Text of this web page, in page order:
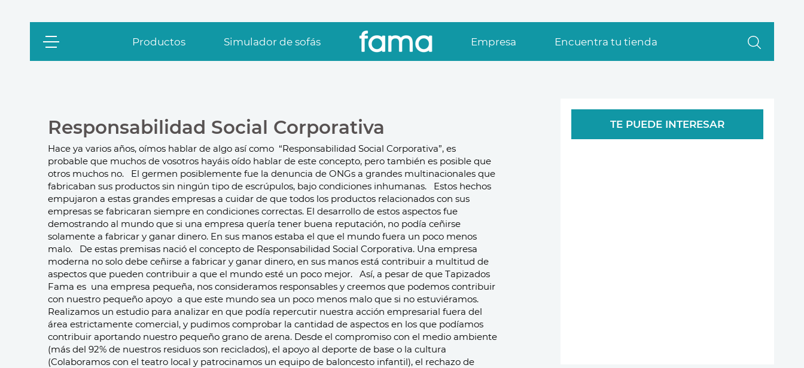
Productos Simulador de sofás Empresa Encuentra tu tienda
Responsabilidad Social Corporativa
Hace ya varios años, oímos hablar de algo así como “Responsabilidad Social Corporativa”, es
probable que muchos de vosotros hayáis oído hablar de este concepto, pero también es posible que
otros muchos no. El germen posiblemente fue la denuncia de ONGs a grandes multinacionales que
fabricaban sus productos sin ningún tipo de escrúpulos, bajo condiciones inhumanas. Estos hechos
empujaron a estas grandes empresas a cuidar de que todos los productos relacionados con sus
empresas se fabricaran siempre en condiciones correctas. El desarrollo de estos aspectos fue
demostrando al mundo que si una empresa quería tener buena reputación, no podía ceñirse
solamente a fabricar y ganar dinero. En sus manos estaba el que el mundo fuera un poco menos
malo. De estas premisas nació el concepto de Responsabilidad Social Corporativa. Una empresa
moderna no solo debe ceñirse a fabricar y ganar dinero, en sus manos está contribuir a multitud de
aspectos que pueden contribuir a que el mundo esté un poco mejor. Así, a pesar de que Tapizados
Fama es una empresa pequeña, nos consideramos responsables y creemos que podemos contribuir
con nuestro pequeño apoyo a que este mundo sea un poco menos malo que si no estuviéramos.
Realizamos un estudio para analizar en que podía repercutir nuestra acción empresarial fuera del
área estrictamente comercial, y pudimos comprobar la cantidad de aspectos en los que podíamos
contribuir aportando nuestro pequeño grano de arena. Desde el compromiso con el medio ambiente
(más del 92% de nuestros residuos son reciclados), el apoyo al deporte de base o la cultura
(Colaboramos con el teatro local y patrocinamos un equipo de baloncesto infantil), el rechazo de
TE PUEDE INTERESAR